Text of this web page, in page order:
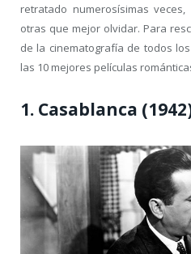
retratado numerosísimas
otras que mejor olvidar. Para
de la cinematografía de todos
las 10 mejores películas
1. Casablanca